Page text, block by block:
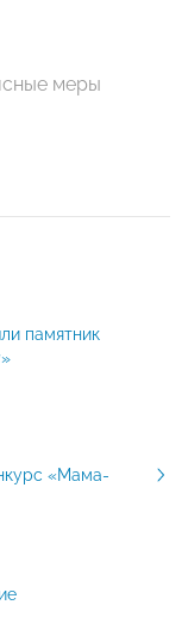
меры
памятник
«Мама-